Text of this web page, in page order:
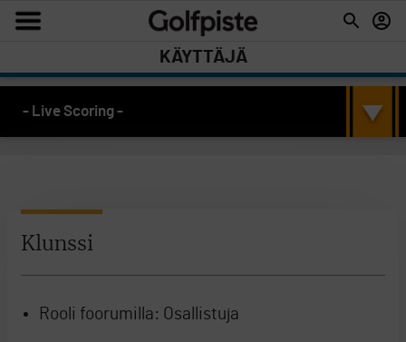
KÄYTTÄJÄ
- Live Scoring -
Klunssi
Rooli foorumilla: Osallistuja